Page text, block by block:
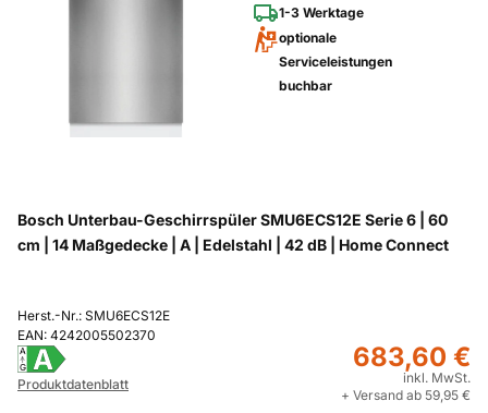
1-3 Werktage
optionale
Serviceleistungen
buchbar
Bosch Unterbau-Geschirrspüler SMU6ECS12E Serie 6 | 60
cm | 14 Maßgedecke | A | Edelstahl | 42 dB | Home Connect
Herst.-Nr.: SMU6ECS12E
EAN: 4242005502370
A
G A
Produktdatenblatt
683,60 €
inkl. MwSt.
+ Versand ab 59,95 €